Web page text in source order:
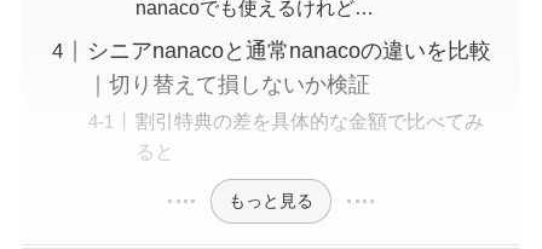
nanacoでも使えるけれど…
シニアnanacoと通常nanacoの違いを比較
｜切り替えて損しないか検証
割引特典の差を具体的な金額で比べてみ
ると
もっと見る